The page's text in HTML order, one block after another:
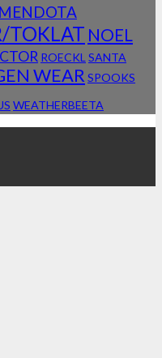
MENDOTA
TOKLAT NOEL
ROECKL SANTA
WEAR SPOOKS
WEATHERBEETA